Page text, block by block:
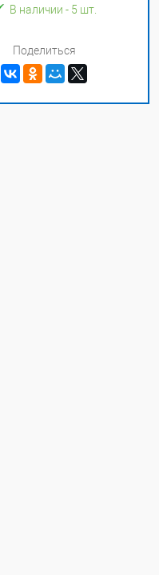
В наличии - 5 шт.
Поделиться